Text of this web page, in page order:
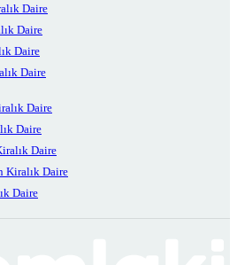
Daire
Daire
Daire
Daire
Daire
Daire
Daire
Kiralık Daire
Daire